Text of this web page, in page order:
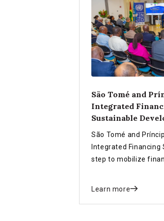
São Tomé and
Integrated
Sustainable
São Tomé and
Integrated Financing
step to mobilize
Learn more